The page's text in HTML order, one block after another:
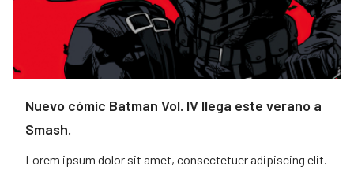
Nuevo cómic Batman Vol. IV llega este verano a
Smash.
Lorem ipsum dolor sit amet, consectetuer adipiscing elit.